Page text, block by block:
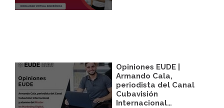
Opiniones EUDE |
Armando Cala,
periodista del Canal
Cubavisión
Internacional…